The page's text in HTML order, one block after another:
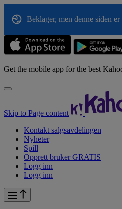
Beklager, men denne siden
Get the mobile app for the best
Skip to Page content
Kontakt salgsavdelingen
Nyheter
Spill
Opprett bruker GRATIS
Logg inn
Logg inn